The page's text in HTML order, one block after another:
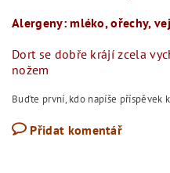
Alergeny: mléko, ořechy,
Dort se dobře krájí zcela
nožem
Buďte první, kdo napíše příspěvek
Přidat komentář